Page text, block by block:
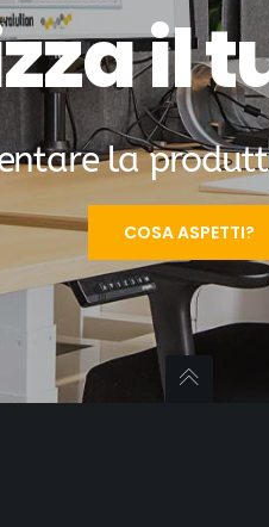
zzailt
ntare la produtt
COSA ASPETTI?